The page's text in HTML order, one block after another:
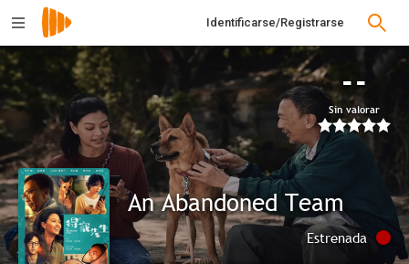
Identificarse/Registrarse
--
Sin valorar
An Abandoned Team
Estrenada